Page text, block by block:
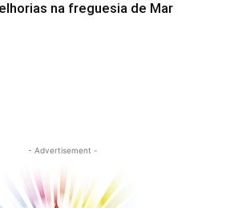
na freguesia de Mar
- Advertisement -